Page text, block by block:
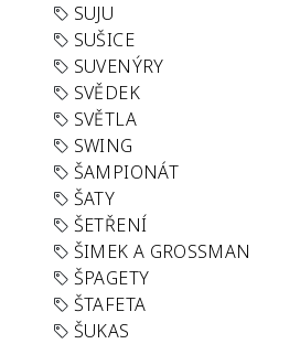
SUJU
SUŠICE
SUVENÝRY
SVĚDEK
SVĚTLA
SWING
ŠAMPIONÁT
ŠATY
ŠETŘENÍ
ŠIMEK A GROSSMAN
ŠPAGETY
ŠTAFETA
ŠUKAS